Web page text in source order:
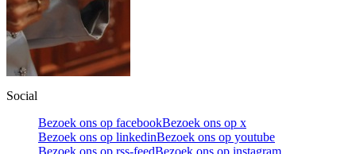
Social
Bezoek ons op facebookBezoek ons op x
Bezoek ons op linkedinBezoek ons op youtube
Bezoek ons op rss-feedBezoek ons op instagram